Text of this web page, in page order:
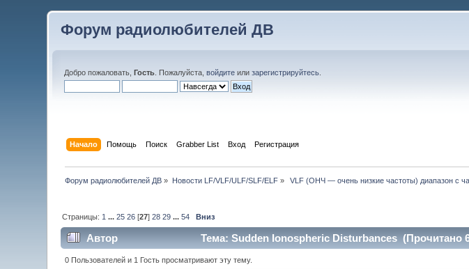
Форум радиолюбителей ДВ
Добро пожаловать,Гость . Пожалуйста,войдите илизарегистрируйтесь
Начало Помощь Поиск Grabber List Вход Регистрация
Форум радиолюбителей ДВ » Новости LF/VLF/ULF/SLF/ELF» VLF (ОНЧ — очень низкие частоты) диапазон с
Страницы: 1 ...25 26 [27]28 29 ...54 Вниз
Автор Тема: Sudden Ionospheric Disturbances (Прочитано
0 Пользователей и 1 Гость просматривают эту тему.